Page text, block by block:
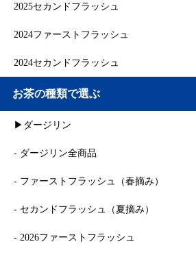
2025セカンドフラッシュ
2024ファーストフラッシュ
2024セカンドフラッシュ
お茶の種類で選ぶ
▶ダージリン
- ダージリン全商品
- ファーストフラッシュ（春摘み）
- セカンドフラッシュ（夏摘み）
- 2026ファーストフラッシュ